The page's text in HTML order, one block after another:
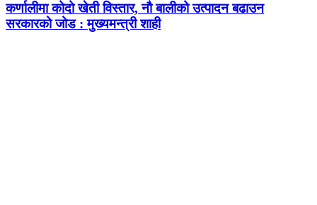
कर्णालीमा कोदो खेती विस्तार, नौ बालीको उत्पादन बढाउन
सरकारको जोड : मुख्यमन्त्री शाही